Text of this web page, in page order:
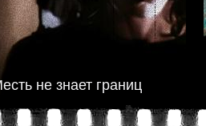
не знает границ